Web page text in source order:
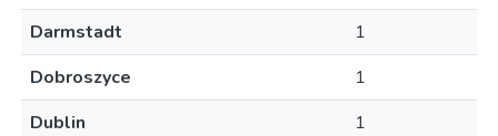
Darmstadt
1
Dobroszyce
1
Dublin
1